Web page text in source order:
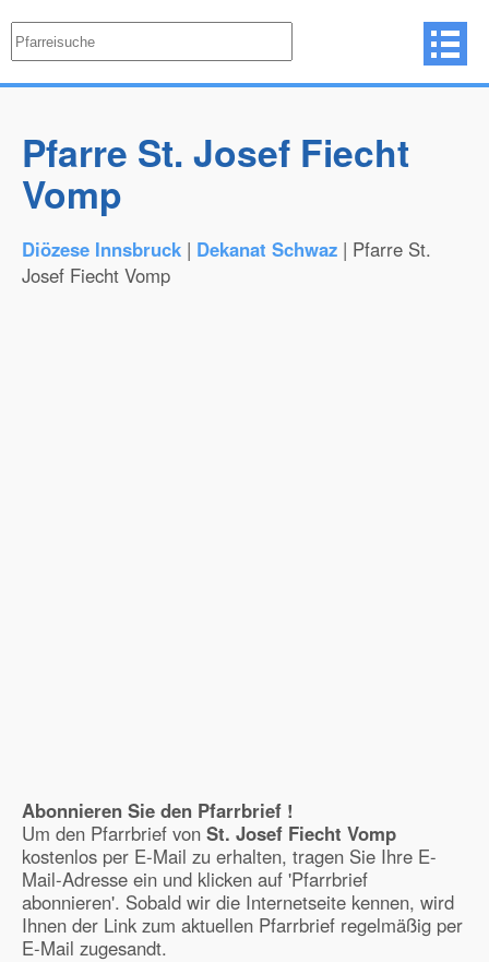
Pfarre St. Josef Fiecht
Vomp
Diözese Innsbruck | Dekanat Schwaz | Pfarre St.
Josef Fiecht Vomp
Abonnieren Sie den Pfarrbrief !
Um den Pfarrbrief von St. Josef Fiecht Vomp
kostenlos per E-Mail zu erhalten, tragen Sie Ihre E-
Mail-Adresse ein und klicken auf 'Pfarrbrief
abonnieren'. Sobald wir die Internetseite kennen, wird
Ihnen der Link zum aktuellen Pfarrbrief regelmäßig per
E-Mail zugesandt.